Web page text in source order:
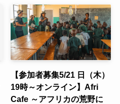
【参加者募集5/21 日（木）
19時～オンライン】Afri
Cafe ～アフリカの荒野に